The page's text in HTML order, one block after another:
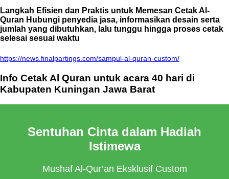
Langkah Efisien dan Praktis untuk Memesan Cetak Al-
Quran Hubungi penyedia jasa, informasikan desain serta
jumlah yang dibutuhkan, lalu tunggu hingga proses cetak
selesai sesuai waktu
https://news.finalpartings.com/sampul-al-quran-custom/
Info Cetak Al Quran untuk acara 40 hari di
Kabupaten Kuningan Jawa Barat
Sentuhan Cinta dalam Hadiah
Istimewa
Mushaf Al-Qur’an Eksklusif Custom